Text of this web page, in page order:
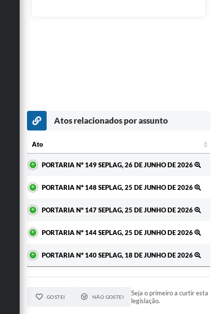
Atos relacionados por assunto
Ato
PORTARIA Nº 149 SEPLAG, 26 DE JUNHO DE 2026
PORTARIA Nº 148 SEPLAG, 25 DE JUNHO DE 2026
PORTARIA Nº 147 SEPLAG, 25 DE JUNHO DE 2026
PORTARIA Nº 144 SEPLAG, 25 DE JUNHO DE 2026
PORTARIA Nº 140 SEPLAG, 18 DE JUNHO DE 2026
GOSTEI NÃO GOSTEI
Seja o primeiro a curtir esta
legislação.